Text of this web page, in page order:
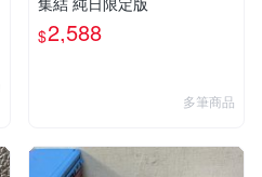
$2,588
多筆商品